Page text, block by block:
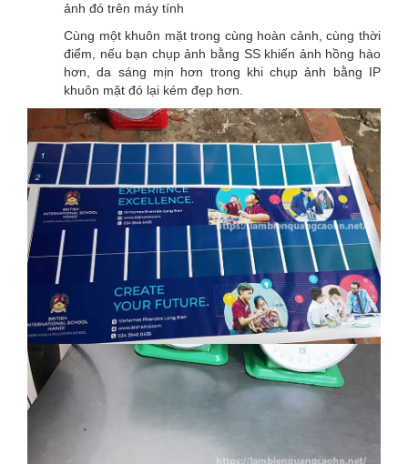
ảnh đó trên máy tính
Cùng một khuôn mặt trong cùng hoàn cảnh, cùng thời
điểm, nếu bạn chụp ảnh bằng SS khiến ảnh hồng hào
hơn, da sáng mịn hơn trong khi chụp ảnh bằng IP
khuôn mặt đó lại kém đẹp hơn.